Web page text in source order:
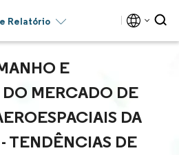
Relatório
E
MERCADO DE
DA
TENDÊNCIAS DE